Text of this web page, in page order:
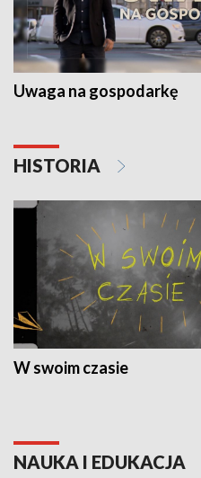
Uwaga na gospodarkę
HISTORIA
W swoim czasie
NAUKA I EDUKACJA